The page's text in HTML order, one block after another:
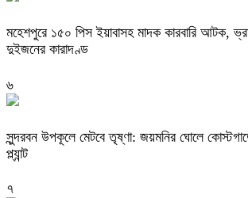
মহেশপুরে ১৫০ পিস ইয়াবাসহ মাদক কারবারি আটক,
দুইজনের কারাদণ্ড
৬
সুন্দরবন উপকূলে মেটবে তৃষ্ণা: জয়মনির ঘোলে
প্ল্যান্ট
৭